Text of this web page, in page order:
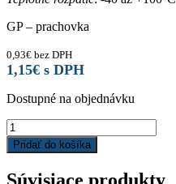
GP – prachovka
0,93€ bez DPH
1,15€ s DPH
Dostupné na objednávku
Gufero
8x13x3,5
quantity
Pridať do košíka
Súvisiace produkty